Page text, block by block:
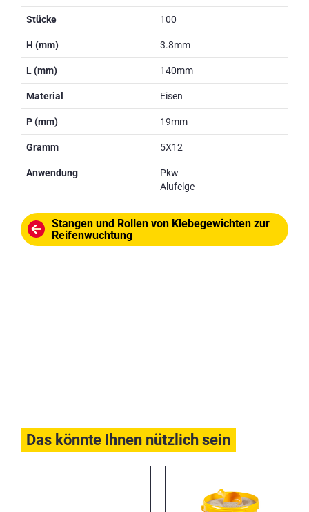
Stücke 100
H (mm) 3.8mm
L (mm) 140mm
Material Eisen
P (mm) 19mm
Gramm 5X12
Anwendung
Pkw
Alufelge
Stangen und Rollen von Klebegewichten zur
Reifenwuchtung
Das könnte Ihnen nützlich sein